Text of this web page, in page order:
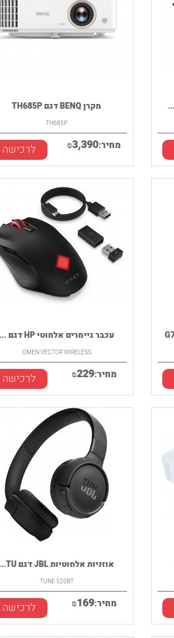
מקרן BENQ דגם TH685P
TH685P
מחיר: ₪3,390 לרכישה
עכבר גיימרים אלחוטי HP דגם ...
OMEN VECTOR WIRELESS
מחיר: ₪229 לרכישה
אוזניות אלחוטיות JBL דגם TU...
TUNE 520BT
מחיר: ₪169 לרכישה